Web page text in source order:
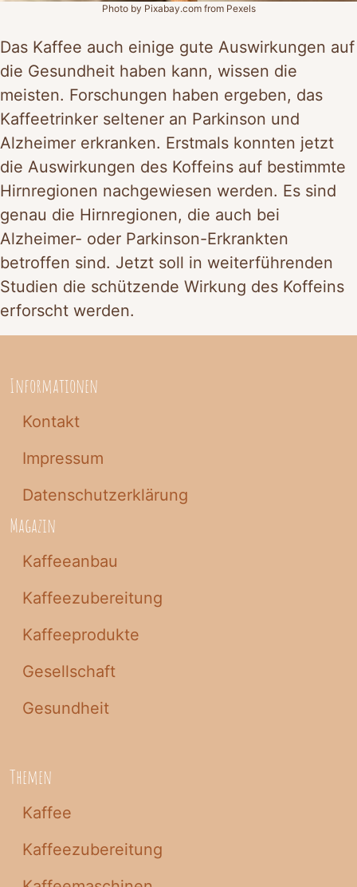
Photo by Pixabay.com from Pexels
Das Kaffee auch einige gute Auswirkungen auf
die Gesundheit haben kann, wissen die
meisten. Forschungen haben ergeben, das
Kaffeetrinker seltener an Parkinson und
Alzheimer erkranken. Erstmals konnten jetzt
die Auswirkungen des Koffeins auf bestimmte
Hirnregionen nachgewiesen werden. Es sind
genau die Hirnregionen, die auch bei
Alzheimer- oder Parkinson-Erkrankten
betroffen sind. Jetzt soll in weiterführenden
Studien die schützende Wirkung des Koffeins
erforscht werden.
Informationen
Kontakt
Impressum
Datenschutzerklärung
Magazin
Kaffeeanbau
Kaffeezubereitung
Kaffeeprodukte
Gesellschaft
Gesundheit
Themen
Kaffee
Kaffeezubereitung